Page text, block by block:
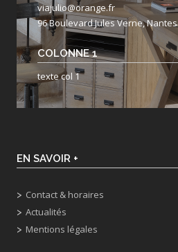
viajulio@orange.fr
96 Boulevard Jules Verne, Nantes
COLONNE 1
texte col 1
EN SAVOIR +
Contact & horaires
Actualités
Mentions légales